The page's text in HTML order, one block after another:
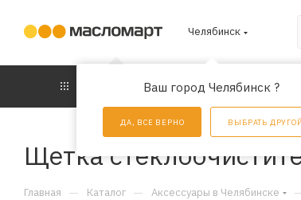
Челябинск
Ваш город Челябинск ?
ДА, ВСЕ ВЕРНО ВЫБРАТЬ ДРУГОЙ
АКЦИИ
Щетка
Главная — Каталог — Аксессуары в Челябинске